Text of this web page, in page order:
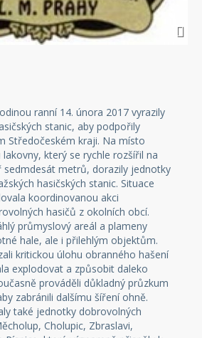
ranní 14. února 2017 vyrazily
stanic, aby podpořily
Středočeském kraji. Na místo
který se rychle rozšířil na
sedmdesát metrů, dorazily jednotky
hasičských stanic. Situace
koordinovanou akci
hasičů z okolních obcí.
průmyslový areál a plameny
hale, ale i přilehlým objektům.
kritickou úlohu obranného hašení
explodovat a způsobit daleko
prováděli důkladný průzkum
zabránili dalšímu šíření ohně.
také jednotky dobrovolných
Cholupic, Zbraslavi,